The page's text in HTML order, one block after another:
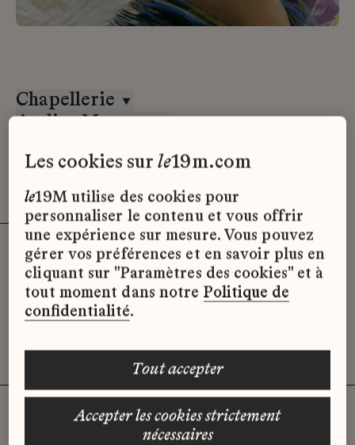
Chapellerie
Atelier Montex
Désolé, il semble qu’il n’y ait pas
d’offres d’emploi disponibles pour le
moment.
les cookies surle19m.com
le19M utilise des cookies pour
personnaliser le contenu et vous offrir
une expérience sur mesure. Vous pouvez
gérer vos préférences et en savoir plus en
cliquant sur "Paramètres des cookies" et à
tout moment dans notre Politique de
confidentialité.
accepter les cookies strictement
nécessaires
tout accepter